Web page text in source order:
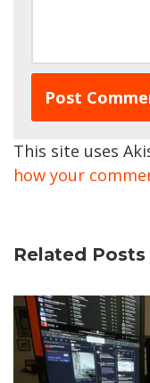
This site uses
how your
Related Posts